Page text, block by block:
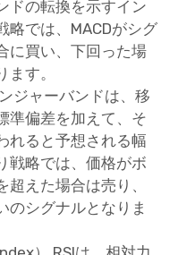
ドの転換を示すイン
略では、MACDがシグ
に買い、下回った場
す。
ジャーバンドは、移
準偏差を加えて、そ
れると予想される幅
戦略では、価格がボ
超えた場合は売り、
のシグナルとなりま